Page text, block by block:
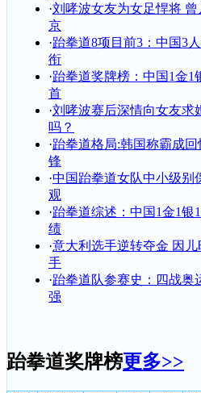
·刘哮波女友为女足悍将
京
·跆拳道8项目前3：中国3
衔
·跆拳道奖牌榜：中国1金1
首
·刘哮波赛后深情向女友求
吗？
·跆拳道格局:韩国称霸成
锋
·中国跆拳道女队中小级别
观
·跆拳道综述：中国1金1银
绩
·意大利选手逆转夺金 因
手
·跆拳道队参赛史：四战奥
强
跆拳道奖牌榜更多>>